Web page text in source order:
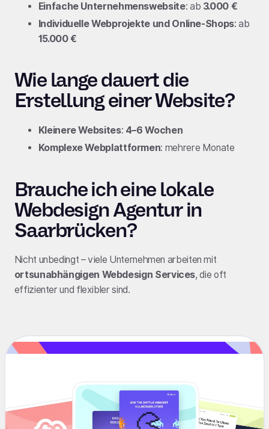
Einfache Unternehmenswebsite: ab 3.000 €
Individuelle Webprojekte und Online-Shops: ab
15.000 €
Wie lange dauert die
Erstellung einer Website?
Kleinere Websites: 4–6 Wochen
Komplexe Webplattformen: mehrere Monate
Brauche ich eine lokale
Webdesign Agentur in
Saarbrücken?
Nicht unbedingt – viele Unternehmen arbeiten mit
ortsunabhängigen Webdesign Services, die oft
effizienter und flexibler sind.